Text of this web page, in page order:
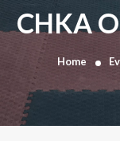
CHKA
Home